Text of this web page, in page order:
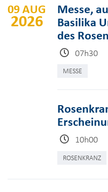
09 AUG
2026
Messe,
Basilika
des
07h30
MESSE
10h00
ROSENKRANZ